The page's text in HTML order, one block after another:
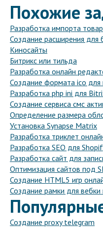
Похожие
Разработка импорта
Создание расширения для
Киносайты
Битрикс или тильда
Разработка онлайн
Создание формата ico для
Разработка php ini для
Создание сервиса смс
Определение размера
Установка Synapse Matrix
Разработка триклет
Разработка SEO для
Разработка сайт для
Оптимизация сайтов под
Создание HTML5 игр
Создание рамки для вебки
Создание proxy telegram